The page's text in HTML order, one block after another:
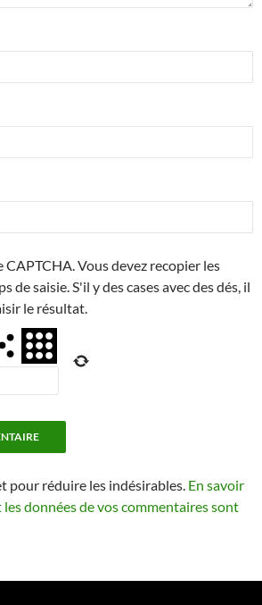
Vous devez recopier les
de saisie. S'il y des cases avec des dés, il
le résultat.
pour réduire les indésirables. En savoir
données de vos commentaires sont